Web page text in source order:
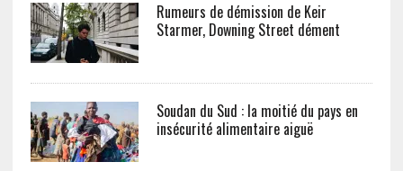
Rumeurs de démission de Keir
Starmer, Downing Street dément
Soudan du Sud : la moitié du pays en
insécurité alimentaire aiguë